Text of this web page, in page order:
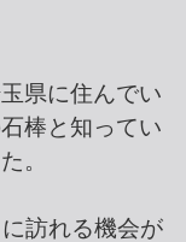
県に住んでい
棒と知ってい
。
訪れる機会が